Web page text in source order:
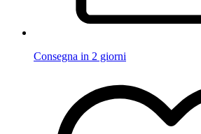
Consegna in 2 giorni